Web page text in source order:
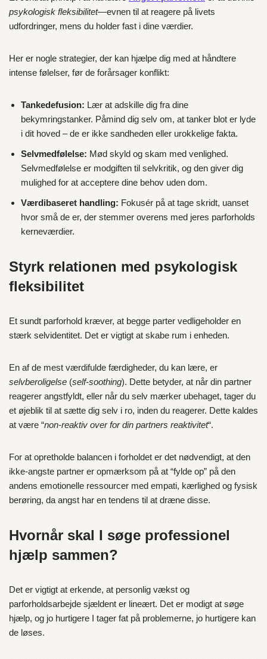
psykologisk fleksibilitet—evnen til at reagere på livets
udfordringer, mens du holder fast i dine værdier.
Her er nogle strategier, der kan hjælpe dig med at håndtere
intense følelser, før de forårsager konflikt:
Tankedefusion: Lær at adskille dig fra dine
bekymringstanker. Påmind dig selv om, at tanker blot er lyde
i dit hoved – de er ikke sandheden eller urokkelige fakta.
Selvmedfølelse: Mød skyld og skam med venlighed.
Selvmedfølelse er modgiften til selvkritik, og den giver dig
mulighed for at acceptere dine behov uden dom.
Værdibaseret handling: Fokusér på at tage skridt, uanset
hvor små de er, der stemmer overens med jeres parforholds
kerneværdier.
Styrk relationen med psykologisk
fleksibilitet
Et sundt parforhold kræver, at begge parter vedligeholder en
stærk selvidentitet. Det er vigtigt at skabe rum i enheden.
En af de mest værdifulde færdigheder, du kan lære, er
selvberoligelse (self-soothing). Dette betyder, at når din partner
reagerer angstfyldt, eller når du selv mærker ubehaget, tager du
et øjeblik til at sætte dig selv i ro, inden du reagerer. Dette kaldes
at være “non-reaktiv over for din partners reaktivitet“.
For at opretholde balancen i forholdet er det nødvendigt, at den
ikke-angste partner er opmærksom på at “fylde op” på den
andens emotionelle ressourcer med empati, kærlighed og fysisk
berøring, da angst har en tendens til at dræne disse.
Hvornår skal I søge professionel
hjælp sammen?
Det er vigtigt at erkende, at personlig vækst og
parforholdsarbejde sjældent er lineært. Det er modigt at søge
hjælp, og jo hurtigere I tager fat på problemerne, jo hurtigere kan
de løses.